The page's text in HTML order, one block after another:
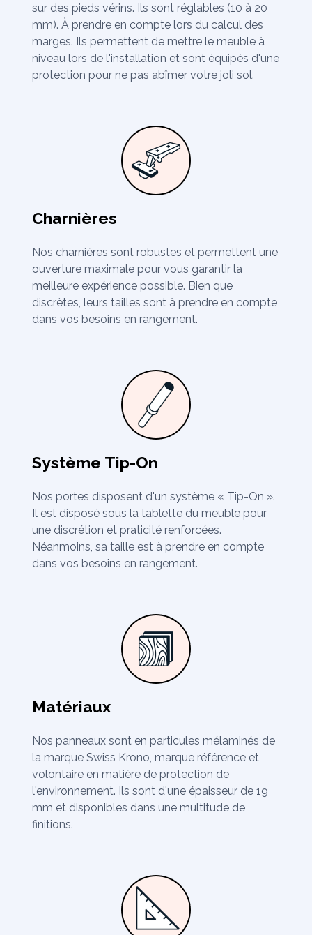
sur des pieds vérins. Ils sont réglables (10 à 20
mm). À prendre en compte lors du calcul des
marges. Ils permettent de mettre le meuble à
niveau lors de l'installation et sont équipés d'une
protection pour ne pas abîmer votre joli sol.
Charnières
Nos charnières sont robustes et permettent une
ouverture maximale pour vous garantir la
meilleure expérience possible. Bien que
discrètes, leurs tailles sont à prendre en compte
dans vos besoins en rangement.
Système Tip-On
Nos portes disposent d'un système « Tip-On ».
Il est disposé sous la tablette du meuble pour
une discrétion et praticité renforcées.
Néanmoins, sa taille est à prendre en compte
dans vos besoins en rangement.
Matériaux
Nos panneaux sont en particules mélaminés de
la marque Swiss Krono, marque référence et
volontaire en matière de protection de
l'environnement. Ils sont d'une épaisseur de 19
mm et disponibles dans une multitude de
finitions.